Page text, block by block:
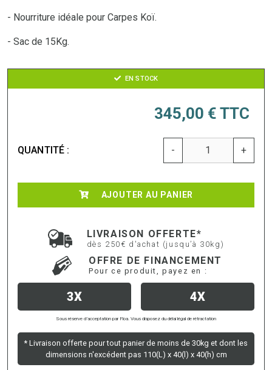
- Nourriture idéale pour Carpes Koï.
- Sac de 15Kg.
EN STOCK
345,00 € TTC
QUANTITÉ : - +
AJOUTER AU PANIER
LIVRAISON OFFERTE*
dès 250€ d'achat (jusqu’à 30kg)
OFFRE DE FINANCEMENT
Pour ce produit, payez en :
3X 4X
Sous réserve d’acceptation par Floa. Vous disposez du délai légal de rétractation
* Livraison offerte pour tout panier de moins de 30kg et dont les
dimensions n'excédent pas 110(L) x 40(l) x 40(h) cm